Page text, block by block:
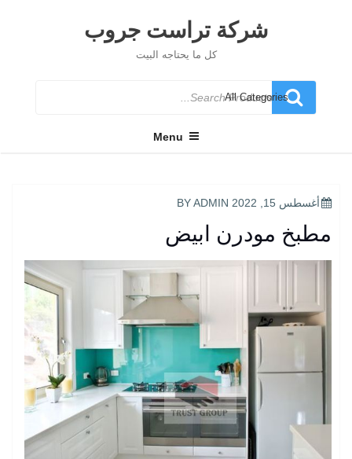
شركة تراست جروب
كل ما يحتاجه البيت
Search
for
Menu
POSTED
أغسطس 15, 2022 ADMIN
مطبخ مودرن ابيض